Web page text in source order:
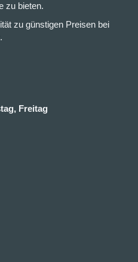
zu bieten.
zu günstigen Preisen bei
Freitag